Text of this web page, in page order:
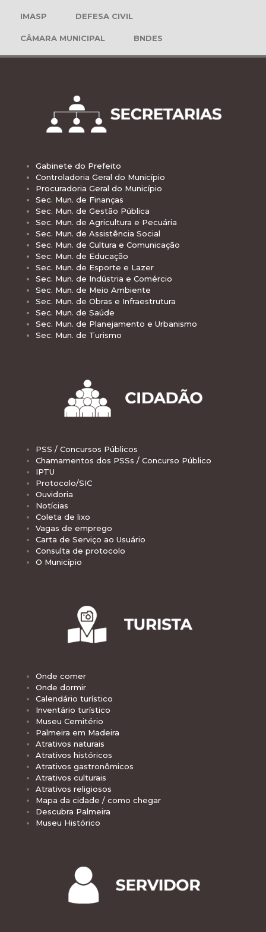
IMASP DEFESA CIVIL
CÂMARA MUNICIPAL BNDES
Gabinete do Prefeito
Controladoria Geral do Município
Procuradoria Geral do Município
Sec. Mun. de Finanças
Sec. Mun. de Gestão Pública
Sec. Mun. de Agricultura e Pecuária
Sec. Mun. de Assistência Social
Sec. Mun. de Cultura e Comunicação
Sec. Mun. de Educação
Sec. Mun. de Esporte e Lazer
Sec. Mun. de Indústria e Comércio
Sec. Mun. de Meio Ambiente
Sec. Mun. de Obras e Infraestrutura
Sec. Mun. de Saúde
Sec. Mun. de Planejamento e Urbanismo
Sec. Mun. de Turismo
PSS / Concursos Públicos
Chamamentos dos PSSs / Concurso Público
IPTU
Protocolo/SIC
Ouvidoria
Notícias
Coleta de lixo
Vagas de emprego
Carta de Serviço ao Usuário
Consulta de protocolo
O Município
Onde comer
Onde dormir
Calendário turístico
Inventário turístico
Museu Cemitério
Palmeira em Madeira
Atrativos naturais
Atrativos históricos
Atrativos gastronômicos
Atrativos culturais
Atrativos religiosos
Mapa da cidade / como chegar
Descubra Palmeira
Museu Histórico